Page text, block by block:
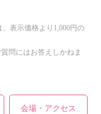
表示価格より1,000円の
問にはお答えしかねま
会場・アクセス